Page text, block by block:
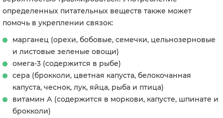
определенных питательных веществ также может
помочь в укреплении связок:
марганец (орехи, бобовые, семечки, цельнозерновые
и листовые зеленые овощи)
омега-3 (содержится в рыбе)
сера (брокколи, цветная капуста, белокочанная
капуста, чеснок, лук, яйца, рыба и птица)
витамин А (содержится в моркови, капусте, шпинате и
брокколи)